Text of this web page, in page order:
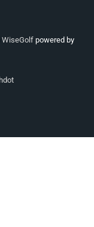
WiseGolfpowered by